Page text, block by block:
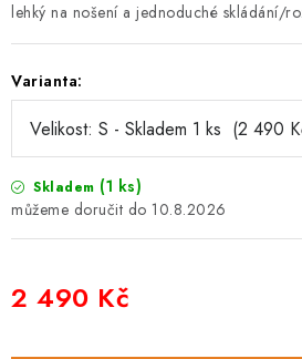
lehký na nošení a jednoduché skládání/
Varianta:
Skladem (1 ks)
10.8.2026
2 490 Kč